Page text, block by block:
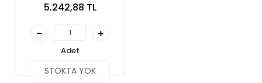
5.242,88 TL
Adet
STOKTA YOK